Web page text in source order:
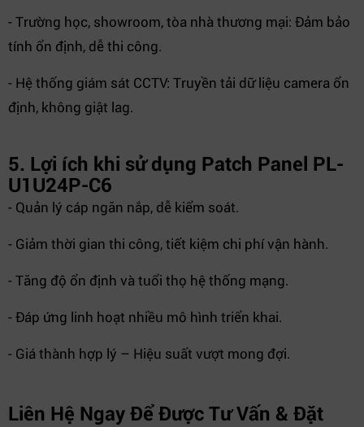
- Trường học, showroom, tòa nhà thương mại: Đảm bảo
tính ổn định, dễ thi công.
- Hệ thống giám sát CCTV: Truyền tải dữ liệu camera ổn
định, không giật lag.
5. Lợi ích khi sử dụng Patch Panel PL-
U1U24P-C6
- Quản lý cáp ngăn nắp, dễ kiểm soát.
- Giảm thời gian thi công, tiết kiệm chi phí vận hành.
- Tăng độ ổn định và tuổi thọ hệ thống mạng.
- Đáp ứng linh hoạt nhiều mô hình triển khai.
- Giá thành hợp lý – Hiệu suất vượt mong đợi.
Liên Hệ Ngay Để Được Tư Vấn & Đặt